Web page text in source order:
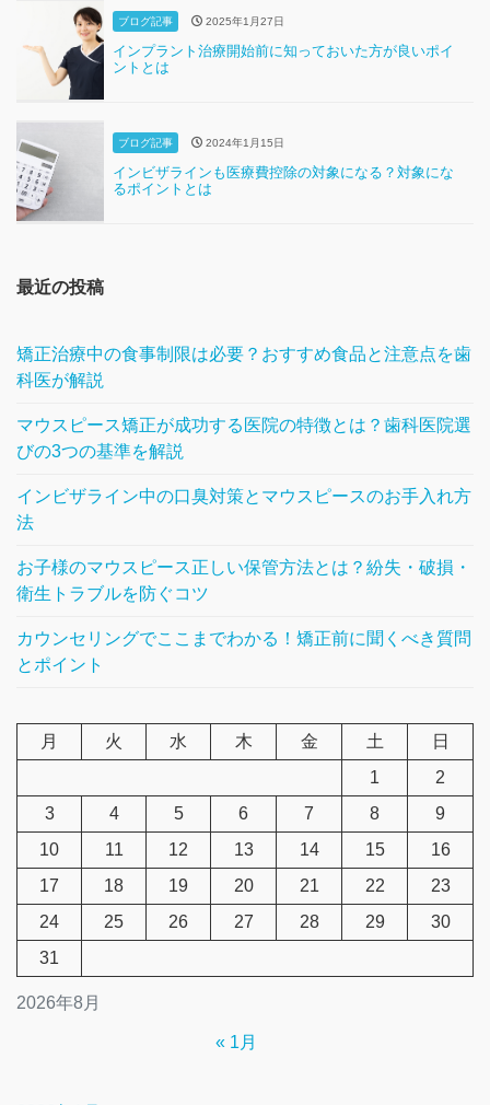
ブログ記事 2025年1月27日
インプラント治療開始前に知っておいた方が良いポイ
ントとは
ブログ記事 2024年1月15日
インビザラインも医療費控除の対象になる？対象にな
るポイントとは
最近の投稿
矯正治療中の食事制限は必要？おすすめ食品と注意点を歯
科医が解説
マウスピース矯正が成功する医院の特徴とは？歯科医院選
びの3つの基準を解説
インビザライン中の口臭対策とマウスピースのお手入れ方
法
お子様のマウスピース正しい保管方法とは？紛失・破損・
衛生トラブルを防ぐコツ
カウンセリングでここまでわかる！矯正前に聞くべき質問
とポイント
2026年8月
月 火 水 木 金 土
日
1
2
3
4 5 6 7 8
9
10
11 12 13 14 15
16
17
18 19 20 21 22
23
24
25 26 27 28 29
30
31
« 1月